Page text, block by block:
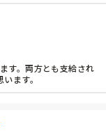
透けるからやめて、と
す。両方とも支給され
ます。